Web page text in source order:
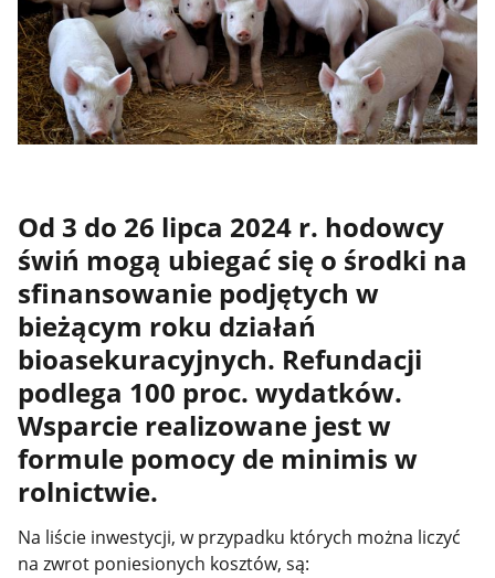
Od 3 do 26 lipca 2024 r. hodowcy
świń mogą ubiegać się o środki na
sfinansowanie podjętych w
bieżącym roku działań
bioasekuracyjnych. Refundacji
podlega 100 proc. wydatków.
Wsparcie realizowane jest w
formule pomocy de minimis w
rolnictwie.
Na liście inwestycji, w przypadku których można liczyć
na zwrot poniesionych kosztów, są: